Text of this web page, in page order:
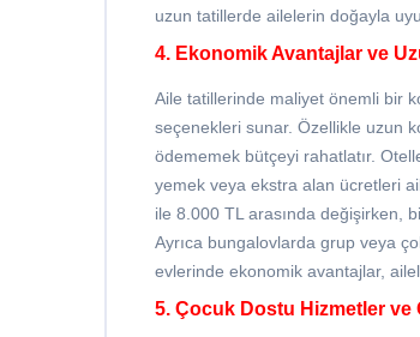
uzun tatillerde ailelerin doğayla
4. Ekonomik Avantajlar ve
Aile tatillerinde maliyet önemli bir
seçenekleri sunar. Özellikle uzun
ödememek bütçeyi rahatlatır.
yemek veya ekstra alan ücretleri
ile 8.000 TL arasında değişirken,
Ayrıca bungalovlarda grup veya
evlerinde ekonomik avantajlar,
5. Çocuk Dostu Hizmetler ve